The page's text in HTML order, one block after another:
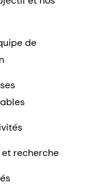
de
recherche